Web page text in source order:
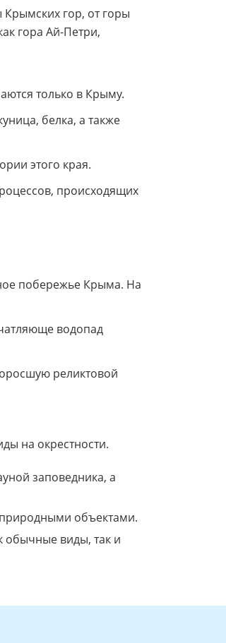
Крымских гор, от горы
гора Ай-Петри,
только в Крыму.
белка, а также
этого края.
происходящих
побережье Крыма. На
водопад
реликтовой
на окрестности.
заповедника, а
объектами.
обычные виды, так и